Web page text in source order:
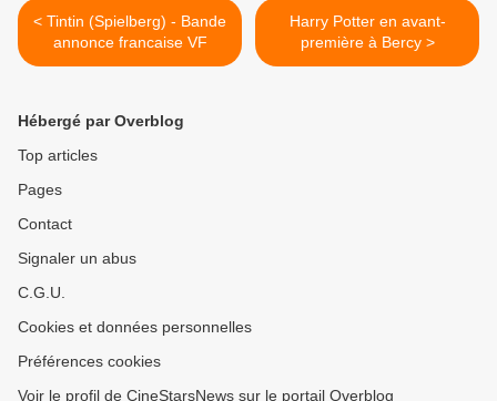
< Tintin (Spielberg) - Bande
annonce francaise VF
Harry Potter en avant-
première à Bercy >
Hébergé par Overblog
Top articles
Pages
Contact
Signaler un abus
C.G.U.
Cookies et données personnelles
Préférences cookies
Voir le profil de CineStarsNews sur le portail Overblog